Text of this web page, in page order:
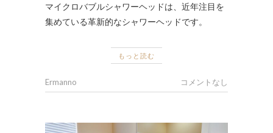
マイクロバブルシャワーヘッドは、近年注目を
集めている革新的なシャワーヘッドです。
もっと読む
Ermanno コメントなし